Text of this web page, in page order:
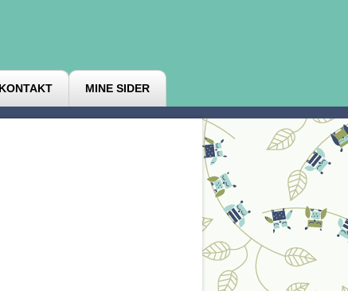
KONTAKT MINE SIDER